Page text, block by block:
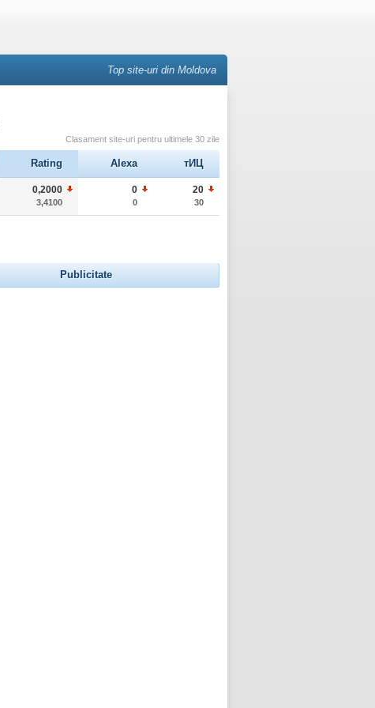
Top site-uri din Moldova
Clasament site-uri pentru ultimele 30 zile
Rating Alexa тИЦ
0,2000
3,4100
0
0
20
30
Publicitate